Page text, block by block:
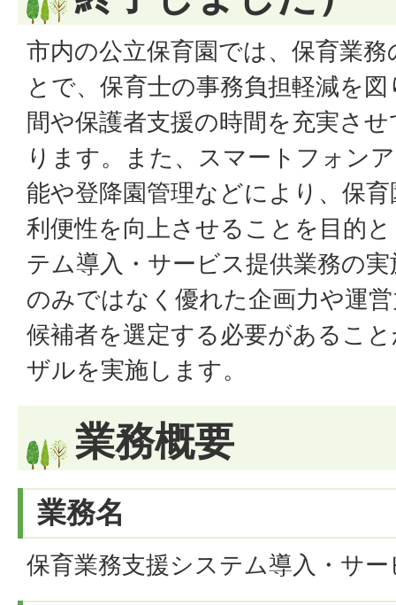
市内の公立保育園では、保育業
とで、保育士の事務負担軽減を
間や保護者支援の時間を充実さ
ります。また、スマートフォン
能や登降園管理などにより、保
利便性を向上させることを目的
テム導入・サービス提供業務の
のみではなく優れた企画力や運
候補者を選定する必要があるこ
ザルを実施します。
業務概要
業務名
保育業務支援システム導入・サ